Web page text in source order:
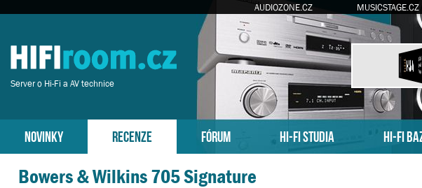
AUDIOZONE.CZ MUSICSTAGE.CZ
Server o Hi-Fi a AV technice
NOVINKY RECENZE FÓRUM HI-FI STUDIA HI-FI
Bowers & Wilkins 705 Signature